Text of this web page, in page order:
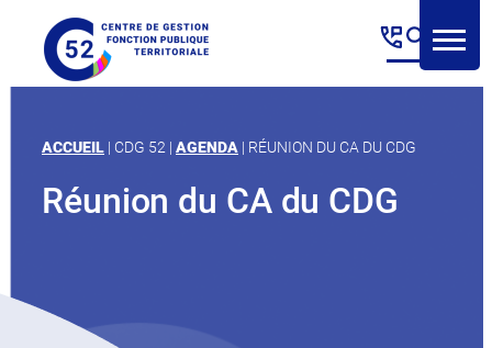
contenu
ACCUEIL | CDG 52 | AGENDA | RÉUNION DU CA DU CDG
Réunion du CA du CDG